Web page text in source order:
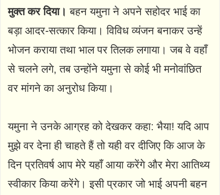
मुक्त कर दिया। बहन यमुना ने अपने सहोदर भाई का
बड़ा आदर-सत्कार किया। विविध व्यंजन बनाकर उन्हें
भोजन कराया तथा भाल पर तिलक लगाया। जब वे वहाँ
से चलने लगे, तब उन्होंने यमुना से कोई भी मनोवांछित
वर मांगने का अनुरोध किया।
यमुना ने उनके आग्रह को देखकर कहा: भैया! यदि आप
मुझे वर देना ही चाहते हैं तो यही वर दीजिए कि आज के
दिन प्रतिवर्ष आप मेरे यहाँ आया करेंगे और मेरा आतिथ्य
स्वीकार किया करेंगे। इसी प्रकार जो भाई अपनी बहन